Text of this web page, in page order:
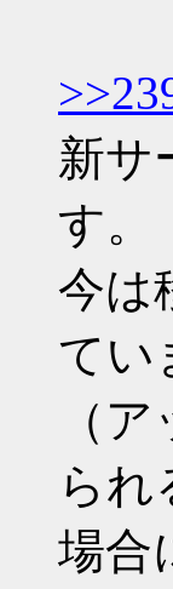
新サ
す。
今は
てい
（
られ
場合